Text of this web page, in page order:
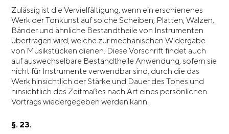
Zulässig ist die Vervielfältigung, wenn ein erschienenes
Werk der Tonkunst auf solche Scheiben, Platten, Walzen,
Bänder und ähnliche Bestandtheile von Instrumenten
übertragen wird, welche zur mechanischen Widergabe
von Musikstücken dienen. Diese Vorschrift findet auch
auf auswechselbare Bestandtheile Anwendung, sofern sie
nicht für Instrumente verwendbar sind, durch die das
Werk hinsichtlich der Stärke und Dauer des Tones und
hinsichtlich des Zeitmaßes nach Art eines persönlichen
Vortrags wiedergegeben werden kann.
§. 23.